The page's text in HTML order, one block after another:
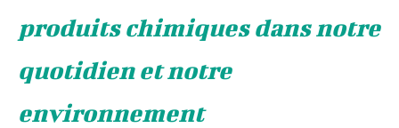
produits chimiques dans notre
quotidien et notre
environnement